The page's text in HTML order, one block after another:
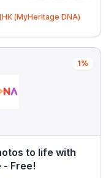
(MyHeritage DNA)
1%
to life with
- Free!